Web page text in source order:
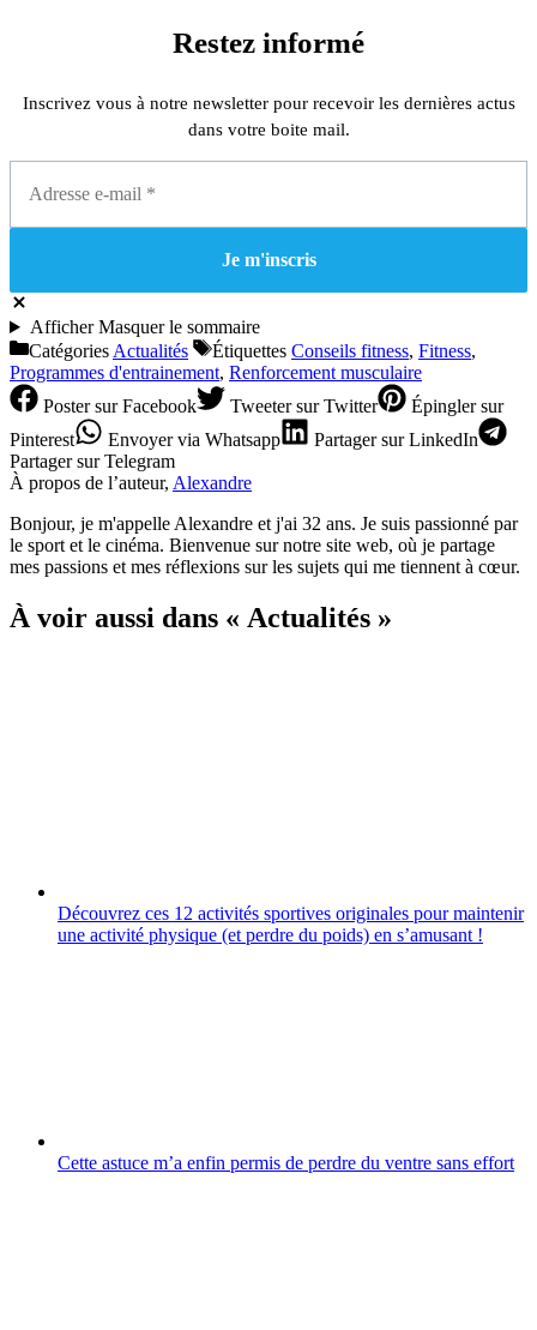
Restez informé
Inscrivez vous à notre newsletter pour recevoir les dernières actus
dans votre boite mail.
AfficherMasquerle sommaire
Catégories Actualités Étiquettes Conseils fitness, Fitness,
Programmes d'entrainement, Renforcement musculaire
Postersur Facebook Tweetersur Twitter Épinglersur
Pinterest
Envoyervia Whatsapp Partagersur LinkedIn
Partagersur Telegram
À propos de l’auteur, Alexandre
Bonjour, je m'appelle Alexandre et j'ai 32 ans. Je suis passionné par
le sport et le cinéma. Bienvenue sur notre site web, où je partage
mes passions et mes réflexions sur les sujets qui me tiennent à cœur.
À voir aussi dans « Actualités »
Découvrez ces 12 activités sportives originales pour maintenir
une activité physique (et perdre du poids) en sʼamusant !
Cette astuce m’a enfin permis de perdre du ventre sans effort